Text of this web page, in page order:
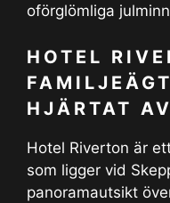
oförglömliga
HOTEL
HJÄRTAT
Hotel Riverton är
som ligger vid
panoramautsikt